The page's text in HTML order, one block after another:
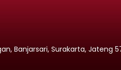
Banjarsari, Surakarta, Jateng